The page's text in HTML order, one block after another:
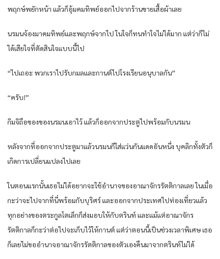
พฤกษ์พยักหน้า แล้วก็อุ้มคมทิพย์ออกไปจากร้านขายเสื้อผ้าเลย
นรมนจ้องมาคมทิพย์และพฤกษ์จากไป ในใจก็ทนทำใจไม่ได้มาก แต่ว่าก็ไม่
ได้เสียใจที่ตัดสินใจแบบนี้ไป
“ไปเถอะ พวกเราไปรับกมลและกานต์ไปโรงเรียนอนุบาลกัน”
“ครับ!”
กิมจิถือของของนรมนเอาไว้ แล้วก็ออกจากประตูไปพร้อมกับนรมน
หลังจากที่ออกจากประตูมาแล้วนรมนก็ใส่แว่นกันแดดอันหนึ่ง บุคลิกทั้งตัวก็
เกิดการเปลี่ยนแปลงไปเลย
ในตอนแรกนั้นเธอไม่ได้อยากจะใช้อำนาจของอาณาจักรรัตติกาลเลย ในเมื่อ
กะว่าจะไปจากที่นี่พร้อมกับบุริศร์ และออกจากประเทศไปท่องเที่ยวแล้ว
ทุกอย่างของตระกูลโตเล็กก็ส่งมอบให้กับตรินท์ และแม้แต่อาณาจักร
รัตติกาลก็กะว่าต่อไปจะเก็บไว้ให้กานต์ แต่ว่าตอนนี้เป็นช่วงเวลาพิเศษ เธอ
ก็เลยไม่ขออำนาจอาณาจักรรัตติกาลของตัวเองคืนมาจากตรินท์ไม่ได้